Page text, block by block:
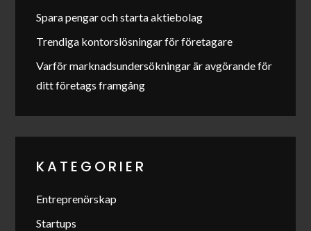
Spara pengar och starta aktiebolag
Trendiga kontorslösningar för företagare
Varför marknadsundersökningar är avgörande för
ditt företags framgång
KATEGORIER
Entreprenörskap
Startups